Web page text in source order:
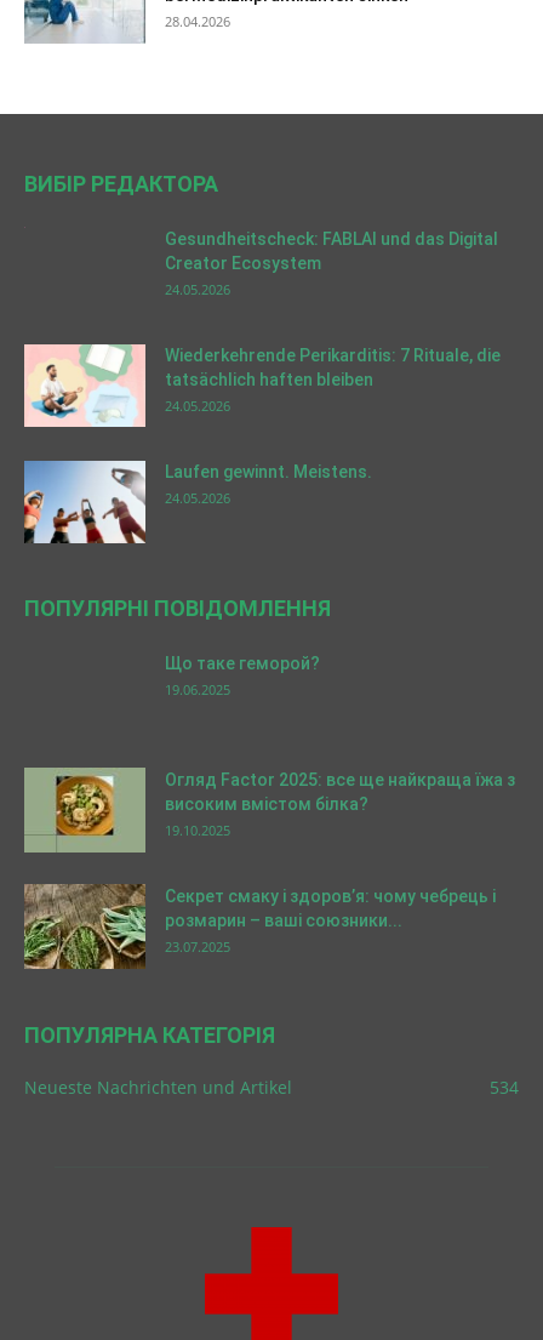
28.04.2026
ВИБІР РЕДАКТОРА
Gesundheitscheck: FABLAI und das Digital
Creator Ecosystem
24.05.2026
Wiederkehrende Perikarditis: 7 Rituale, die
tatsächlich haften bleiben
24.05.2026
Laufen gewinnt. Meistens.
24.05.2026
ПОПУЛЯРНІ ПОВІДОМЛЕННЯ
Що таке геморой?
19.06.2025
Огляд Factor 2025: все ще найкраща їжа з
високим вмістом білка?
19.10.2025
Секрет смаку і здоров’я: чому чебрець і
розмарин – ваші союзники...
23.07.2025
ПОПУЛЯРНА КАТЕГОРІЯ
Neueste Nachrichten und Artikel 534